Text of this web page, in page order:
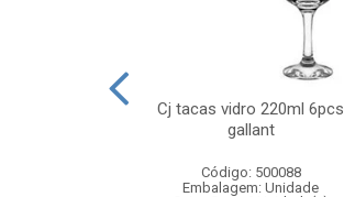
Cj tacas vidro 220ml 6pcs
gallant
Código: 500088
Embalagem: Unidade